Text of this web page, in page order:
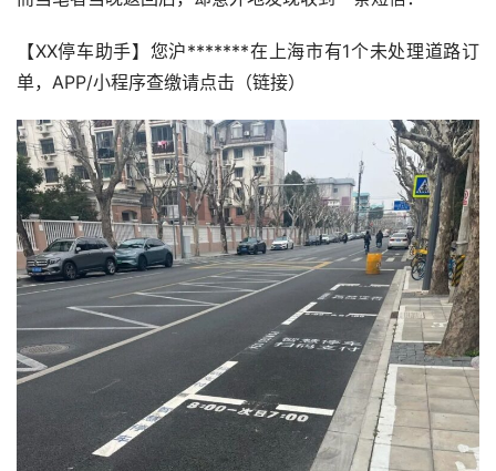
【XX停车助手】您沪*******在上海市有1个未处理道路订
单，APP/小程序查缴请点击（链接）